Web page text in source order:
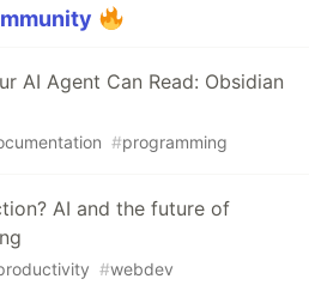
AI Agent Can Read: Obsidian
#programming
AI and the future of
#webdev